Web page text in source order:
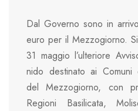
Dal Governo sono in
euro per il Mezzogiorno.
31 maggio l’ulteriore
nido destinato ai Comuni
del Mezzogiorno, con
Regioni Basilicata,